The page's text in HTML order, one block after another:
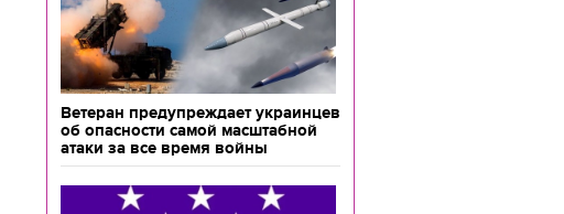
Ветеран предупреждает украинцев
об опасности самой масштабной
атаки за все время войны